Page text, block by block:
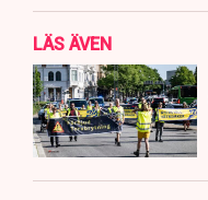
LÄS ÄVEN